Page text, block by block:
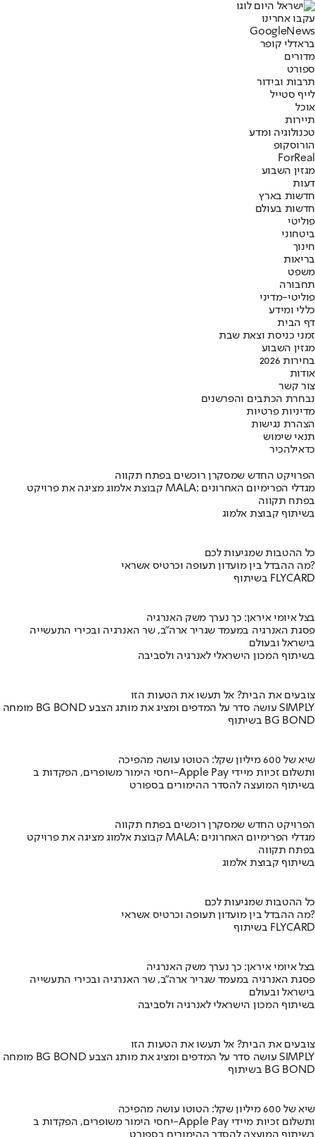
עקבו אחרינו
Googl eNews
בראדלי קופר
מדורים
ספורט
תרבות ובידור
לייף סטייל
אוכל
תיירות
טכנולוגיה ומדע
הורוסקופ
ForReal
מגזין השבוע
דעות
חדשות בארץ
חדשות בעולם
פוליטי
ביטחוני
חינוך
בריאות
משפט
תחבורה
פוליטי-מדיני
כללי ומידע
דף הבית
זמני כניסת וצאת שבת
מגזין השבוע
בחירות 2026
אודות
צור קשר
נבחרת הכתבים והפרשנים
מדיניות פרטיות
הצהרת נגישות
תנאי שימוש
כדאילהכיר
הפרויקט החדש שמסקרן רוכשים בפתח תקווה
קבוצת אלמוג מציגה את פרויקט MALA: מגדלי הפרימיום האחרונים
בפתח תקווה
בשיתוף קבוצת אלמוג
כל ההטבות שמגיעות לכם
מה ההבדל בין מועדון תעופה וכרטיס אשראי?
בשיתוף FLYCARD
בצל איומי איראן: כך נערך משק האנרגיה
פסגת האנרגיה במעמד שגריר ארה"ב, שר האנרגיה ובכירי התעשייה
בישראל ובעולם
בשיתוף המכון הישראלי לאנרגיה ולסביבה
צובעים את הבית? אל תעשו את הטעות הזו
מומחה BG BOND עושה סדר על המדפים ומציג את מותג הצבע SIMPLY
בשיתוף BG BOND
שיא של 600 מיליון שקל: הטוטו עושה מהפיכה
יחסי הימור משופרים, הפקדות ב-Apple Pay ותשלום זכיות מיידי
בשיתוף המועצה להסדר ההימורים בספורט
הפרויקט החדש שמסקרן רוכשים בפתח תקווה
קבוצת אלמוג מציגה את פרויקט MALA: מגדלי הפרימיום האחרונים
בפתח תקווה
בשיתוף קבוצת אלמוג
כל ההטבות שמגיעות לכם
מה ההבדל בין מועדון תעופה וכרטיס אשראי?
בשיתוף FLYCARD
בצל איומי איראן: כך נערך משק האנרגיה
פסגת האנרגיה במעמד שגריר ארה"ב, שר האנרגיה ובכירי התעשייה
בישראל ובעולם
בשיתוף המכון הישראלי לאנרגיה ולסביבה
צובעים את הבית? אל תעשו את הטעות הזו
מומחה BG BOND עושה סדר על המדפים ומציג את מותג הצבע SIMPLY
בשיתוף BG BOND
שיא של 600 מיליון שקל: הטוטו עושה מהפיכה
יחסי הימור משופרים, הפקדות ב-Apple Pay ותשלום זכיות מיידי